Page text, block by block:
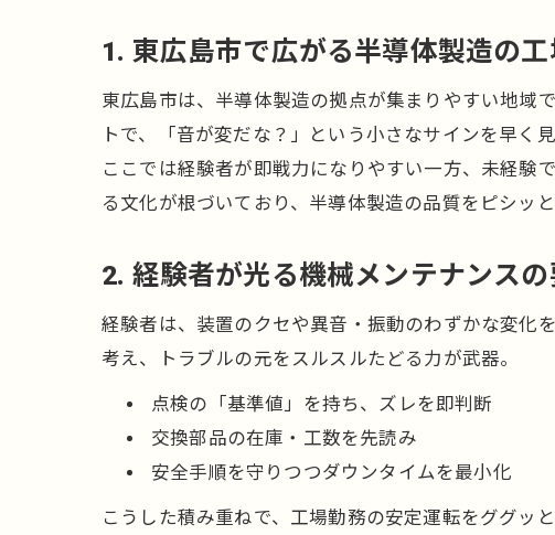
1. 東広島市で広がる半導体製造の
東広島市は、半導体製造の拠点が集まりやすい地域
トで、「音が変だな？」という小さなサインを早く
ここでは経験者が即戦力になりやすい一方、未経験
る文化が根づいており、半導体製造の品質をピシッ
2. 経験者が光る機械メンテナンスの
経験者は、装置のクセや異音・振動のわずかな変化
考え、トラブルの元をスルスルたどる力が武器。
点検の「基準値」を持ち、ズレを即判断
交換部品の在庫・工数を先読み
安全手順を守りつつダウンタイムを最小化
こうした積み重ねで、工場勤務の安定運転をググッ